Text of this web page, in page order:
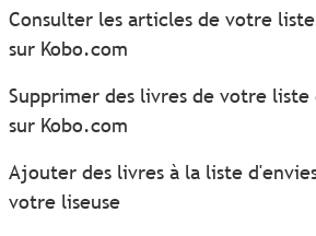
Consulter les articles de votre
sur Kobo.com
Supprimer des livres de votre liste
sur Kobo.com
Ajouter des livres à la liste
votre liseuse